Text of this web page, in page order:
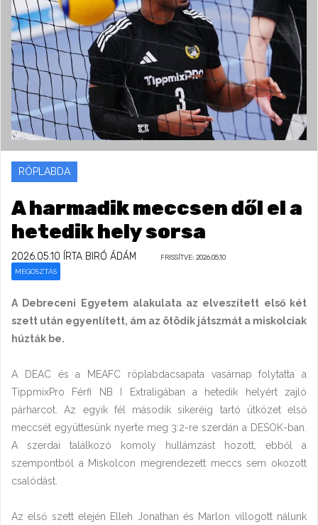
RÖPLABDA
A harmadik meccsen dől el a
hetedik hely sorsa
2026.05.10 ÍRTA BIRÓ ÁDÁM FRISSÍTVE: 2026.05.10
MEGOSZTÁS
A Debreceni Egyetem alakulata az elveszített első két
szett után egyenlített, ám az ötödik játszmát a miskolciak
húzták be.
A DEAC és a MEAFC röplabdacsapata vasárnap folytatta a
TippmixPro Férfi NB I Extraligában a hetedik helyért zajló
párharcot. Az egyik fél második sikeréig tartó ütközet első
meccsét együttesünk nyerte meg 3:2-re szerdán a DESOK-ban.
A szerdai találkozó komoly hullámzást hozott, ebből a
szempontból a Miskolcon megrendezett meccs sem okozott
csalódást.
Az első szett elején Elleh Jonathan és Marlon villogott nálunk